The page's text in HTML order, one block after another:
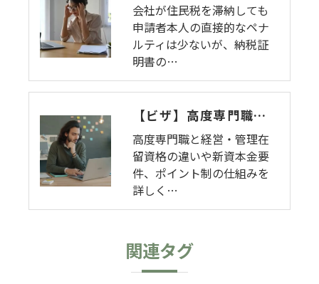
会社が住民税を滞納しても
申請者本人の直接的なペナ
ルティは少ないが、納税証
明書の…
【ビザ】高度専門職と経営・管理の違いを徹底解説｜3000万円要件の適用範囲とメリット【経営者】
高度専門職と経営・管理在
留資格の違いや新資本金要
件、ポイント制の仕組みを
詳しく…
関連タグ